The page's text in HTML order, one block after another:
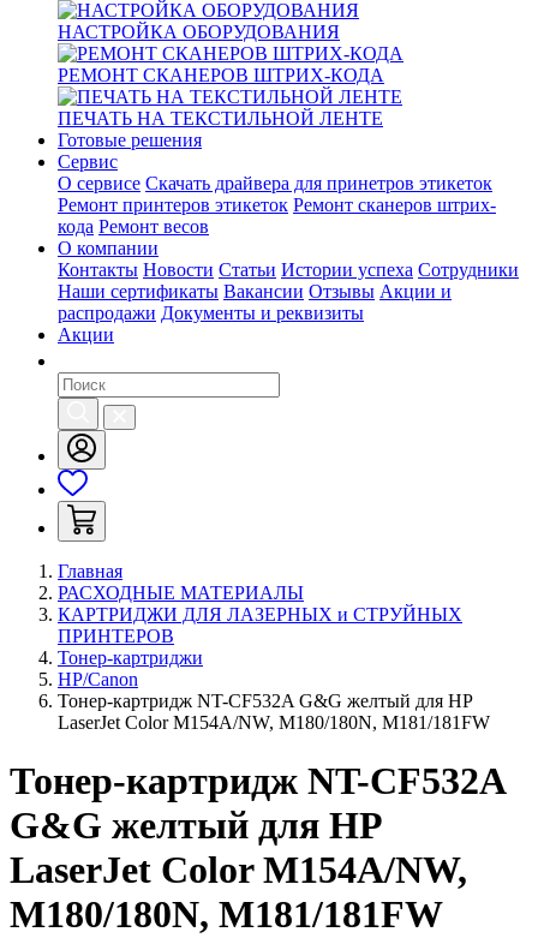
НАСТРОЙКА ОБОРУДОВАНИЯ
РЕМОНТ СКАНЕРОВ ШТРИХ-КОДА
ПЕЧАТЬ НА ТЕКСТИЛЬНОЙ ЛЕНТЕ
Готовые решения
Сервис
О сервисе Скачать драйвера для принетров этикеток
Ремонт принтеров этикеток Ремонт сканеров штрих-
кода Ремонт весов
О компании
Контакты Новости Статьи Истории успеха Сотрудники
Наши сертификаты Вакансии Отзывы Акции и
распродажи Документы и реквизиты
Акции
Главная
РАСХОДНЫЕ МАТЕРИАЛЫ
КАРТРИДЖИ ДЛЯ ЛАЗЕРНЫХ и СТРУЙНЫХ
ПРИНТЕРОВ
Тонер-картриджи
HP/Canon
Тонер-картридж NT-CF532A G&G желтый для НР
LaserJet Color M154A/NW, M180/180N, M181/181FW
Тонер-картридж NT-CF532A
G&G желтый для НР
LaserJet Color M154A/NW,
M180/180N, M181/181FW